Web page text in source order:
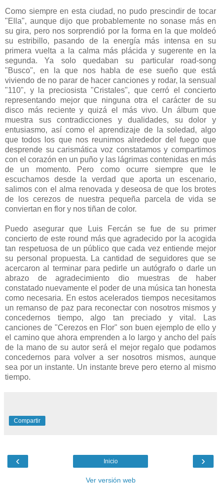
Como siempre en esta ciudad, no pudo prescindir de tocar
"Ella", aunque dijo que probablemente no sonase más en
su gira, pero nos sorprendió por la forma en la que moldeó
su estribillo, pasando de la energía más intensa en su
primera vuelta a la calma más plácida y sugerente en la
segunda. Ya solo quedaban su particular road-song
"Busco", en la que nos habla de ese sueño que está
viviendo de no parar de hacer canciones y rodar, la sensual
"110", y la preciosista "Cristales", que cerró el concierto
representando mejor que ninguna otra el carácter de su
disco más reciente y quizá el más vivo. Un álbum que
muestra sus contradicciones y dualidades, su dolor y
entusiasmo, así como el aprendizaje de la soledad, algo
que todos los que nos reunimos alrededor del fuego que
desprende su carismática voz constatamos y compartimos
con el corazón en un puño y las lágrimas contenidas en más
de un momento. Pero como ocurre siempre que le
escuchamos desde la verdad que aporta un escenario,
salimos con el alma renovada y deseosa de que los brotes
de los cerezos de nuestra pequeña parcela de vida se
conviertan en flor y nos tiñan de color.
Puedo asegurar que Luis Fercán se fue de su primer
concierto de este round más que agradecido por la acogida
tan respetuosa de un público que cada vez entiende mejor
su personal propuesta. La cantidad de seguidores que se
acercaron al terminar para pedirle un autógrafo o darle un
abrazo de agradecimiento dio muestras de haber
constatado nuevamente el poder de una música tan honesta
como necesaria. En estos acelerados tiempos necesitamos
un remanso de paz para reconectar con nosotros mismos y
concedernos tiempo, algo tan preciado y vital. Las
canciones de "Cerezos en Flor" son buen ejemplo de ello y
el camino que ahora emprenden a lo largo y ancho del país
de la mano de su autor será el mejor regalo que podamos
concedernos para volver a ser nosotros mismos, aunque
sea por un instante. Un instante breve pero eterno al mismo
tiempo.
Compartir
‹ ›
Inicio
Ver versión web